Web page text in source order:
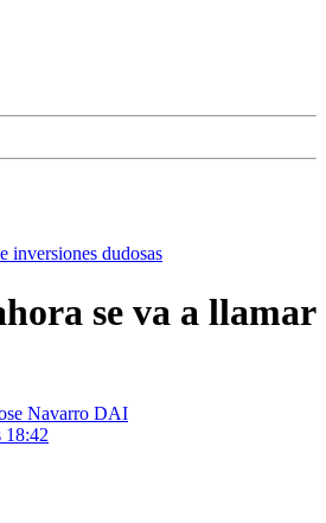
inversiones dudosas
se va a llamar
Navarro DAI
18:42